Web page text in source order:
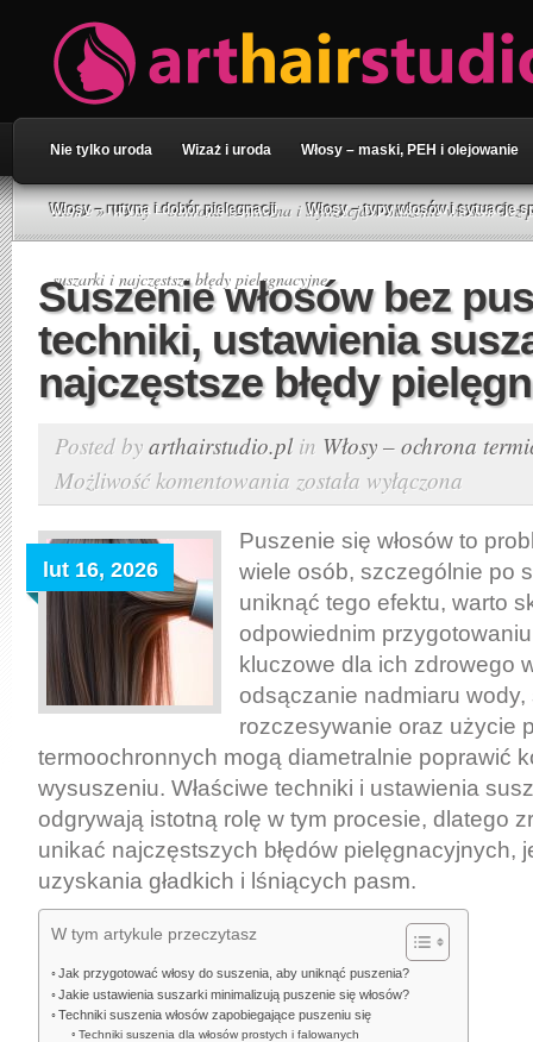
Nie tylko uroda Wizaż i uroda Włosy – maski, PEH i olejowanie
Włosy – rutyna i dobór pielęgnacji Włosy – typy włosów i sytuacje
Home»Włosy – ochrona termiczna i stylizacja» Suszenie włosów
suszarki i najczęstsze błędy pielęgnacyjne
Suszenie włosów bez
techniki, ustawienia
najczęstsze błędy
Posted by arthairstudio.plin Włosy – ochrona
Możliwość komentowania Suszenie
włosów
bez
puszenia:
techniki,
ustawienia
suszarki
i
najczęstsze
błędy
pielęgnacyjne
została wyłączona
lut 16, 2026
Puszenie się włosów to
wiele osób, szczególnie po
uniknąć tego efektu, warto
odpowiednim przygotowaniu
kluczowe dla ich zdrowego
odsączanie nadmiaru wody,
rozczesywanie oraz użycie
termoochronnych mogą diametralnie poprawić
wysuszeniu. Właściwe techniki i ustawienia
odgrywają istotną rolę w tym procesie, dlatego
unikać najczęstszych błędów pielęgnacyjnych,
uzyskania gładkich i lśniących pasm.
W tym artykule przeczytasz
Jak przygotować włosy do suszenia, aby uniknąć puszenia?
Jakie ustawienia suszarki minimalizują puszenie się włosów?
Techniki suszenia włosów zapobiegające puszeniu się
Techniki suszenia dla włosów prostych i falowanych